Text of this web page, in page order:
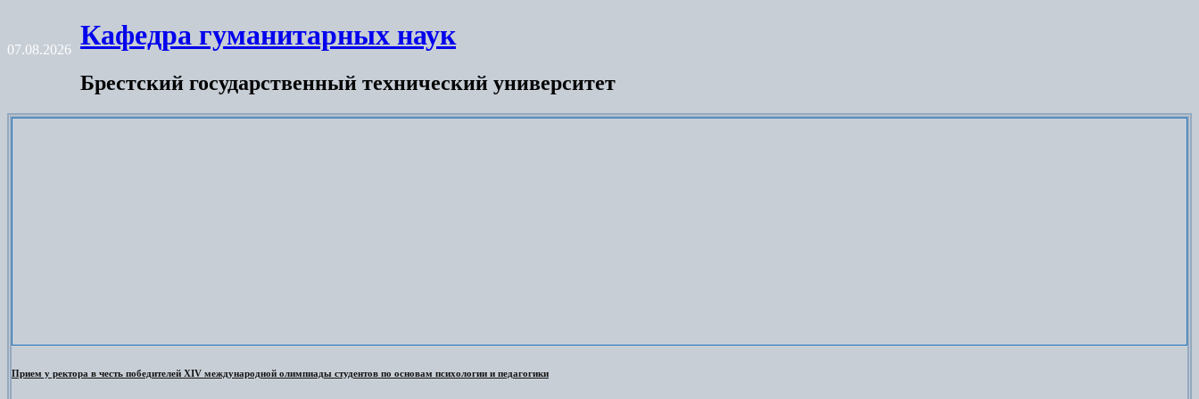
to
content
07.08.2026 Кафедра гуманитарных наук
Брестский государственный технический университет
Прием у ректора в честь победителей XIV международной олимпиады студентов по основам психологии и педагогики